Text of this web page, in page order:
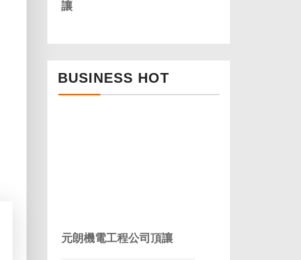
讓
BUSINESS HOT
元朗機電工程公司頂讓